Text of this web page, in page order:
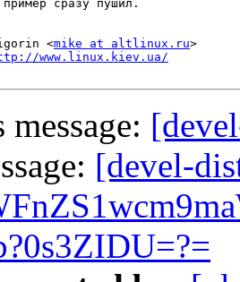
сразу пушил.
<mike at altlinux.ru>
www.linux.kiev.ua/
[devel-